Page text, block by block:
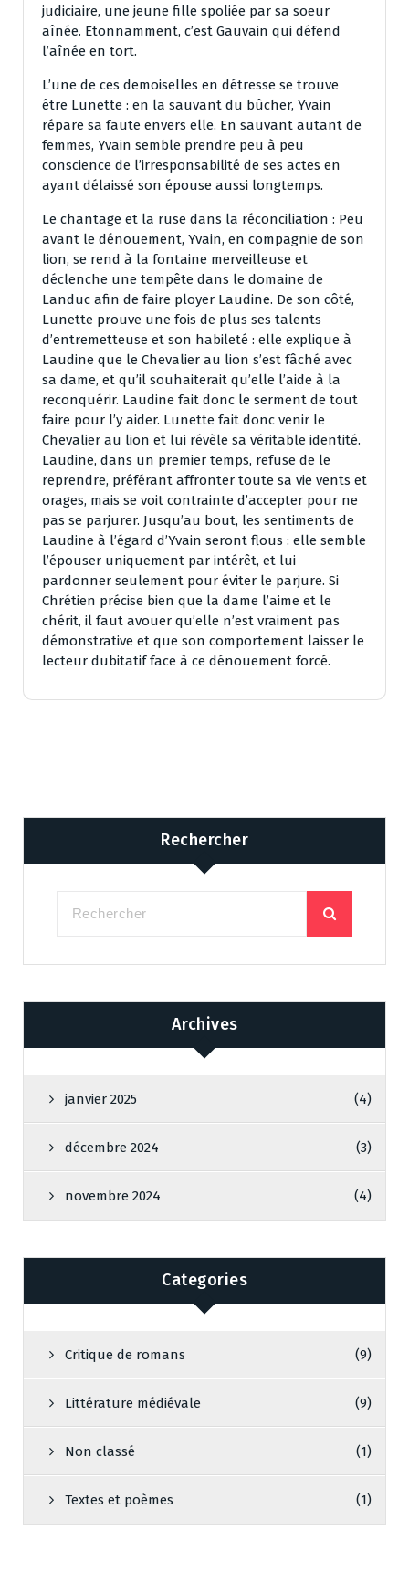
judiciaire, une jeune fille spoliée par sa soeur
aînée. Etonnamment, c’est Gauvain qui défend
l’aînée en tort.
L’une de ces demoiselles en détresse se trouve
être Lunette : en la sauvant du bûcher, Yvain
répare sa faute envers elle. En sauvant autant de
femmes, Yvain semble prendre peu à peu
conscience de l’irresponsabilité de ses actes en
ayant délaissé son épouse aussi longtemps.
Le chantage et la ruse dans la réconciliation : Peu
avant le dénouement, Yvain, en compagnie de son
lion, se rend à la fontaine merveilleuse et
déclenche une tempête dans le domaine de
Landuc afin de faire ployer Laudine. De son côté,
Lunette prouve une fois de plus ses talents
d’entremetteuse et son habileté : elle explique à
Laudine que le Chevalier au lion s’est fâché avec
sa dame, et qu’il souhaiterait qu’elle l’aide à la
reconquérir. Laudine fait donc le serment de tout
faire pour l’y aider. Lunette fait donc venir le
Chevalier au lion et lui révèle sa véritable identité.
Laudine, dans un premier temps, refuse de le
reprendre, préférant affronter toute sa vie vents et
orages, mais se voit contrainte d’accepter pour ne
pas se parjurer. Jusqu’au bout, les sentiments de
Laudine à l’égard d’Yvain seront flous : elle semble
l’épouser uniquement par intérêt, et lui
pardonner seulement pour éviter le parjure. Si
Chrétien précise bien que la dame l’aime et le
chérit, il faut avouer qu’elle n’est vraiment pas
démonstrative et que son comportement laisser le
lecteur dubitatif face à ce dénouement forcé.
Rechercher
Archives
janvier 2025 (4)
décembre 2024 (3)
novembre 2024 (4)
Categories
Critique de romans (9)
Littérature médiévale (9)
Non classé (1)
Textes et poèmes (1)